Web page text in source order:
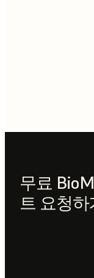
무료
트 요청하